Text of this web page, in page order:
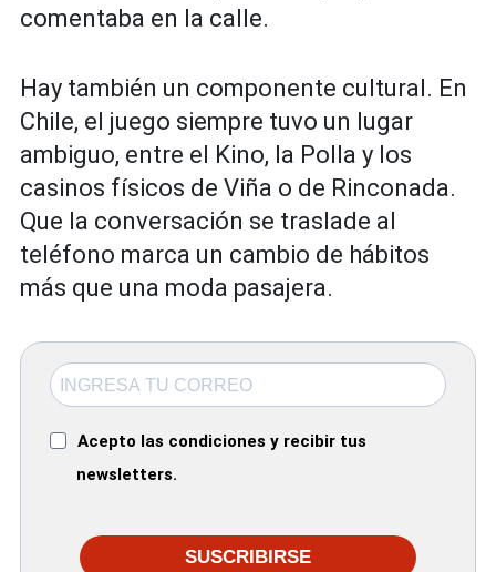
comentaba en la calle.
Hay también un componente cultural. En
Chile, el juego siempre tuvo un lugar
ambiguo, entre el Kino, la Polla y los
casinos físicos de Viña o de Rinconada.
Que la conversación se traslade al
teléfono marca un cambio de hábitos
más que una moda pasajera.
Acepto las condiciones y recibir tus
newsletters.
SUSCRIBIRSE